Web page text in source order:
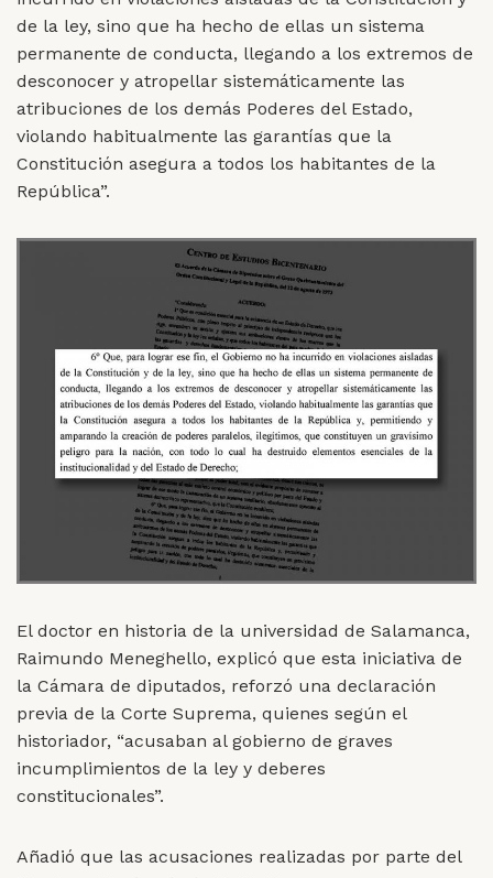
de la ley, sino que ha hecho de ellas un sistema
permanente de conducta, llegando a los extremos de
desconocer y atropellar sistemáticamente las
atribuciones de los demás Poderes del Estado,
violando habitualmente las garantías que la
Constitución asegura a todos los habitantes de la
República”.
El doctor en historia de la universidad de Salamanca,
Raimundo Meneghello, explicó que esta iniciativa de
la Cámara de diputados, reforzó una declaración
previa de la Corte Suprema, quienes según el
historiador, “acusaban al gobierno de graves
incumplimientos de la ley y deberes
constitucionales”.
Añadió que las acusaciones realizadas por parte del